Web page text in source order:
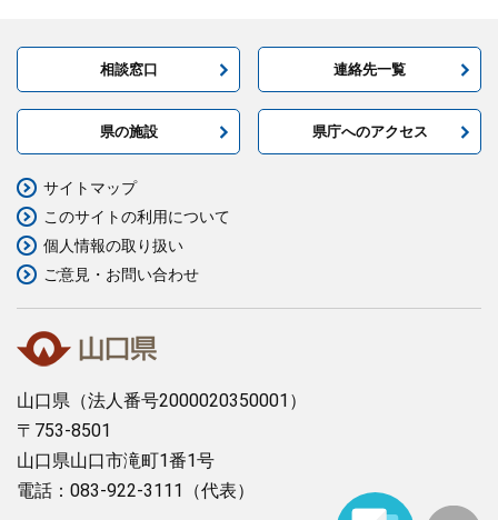
相談窓口 連絡先一覧
県の施設 県庁へのアクセス
山口県 （法人番号2000020350001）
〒753-8501
山口県山口市滝町1番1号
電話：083-922-3111（代表）
サイトマップ
このサイトの利用について
個人情報の取り扱い
ご意見・お問い合わせ